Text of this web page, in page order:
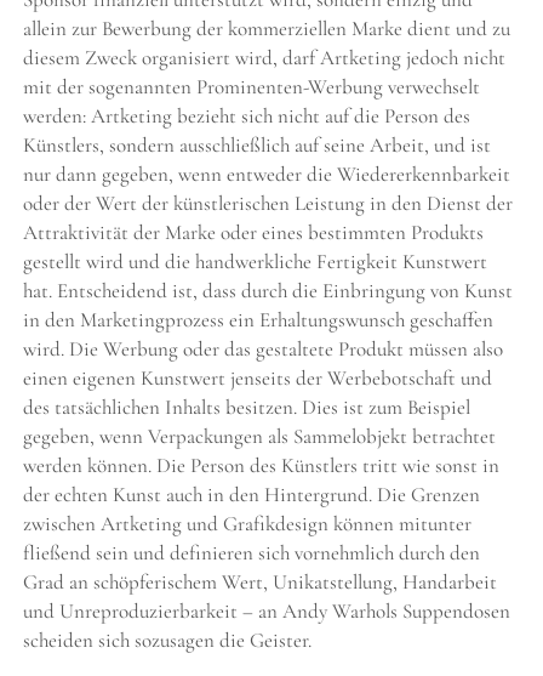
allein zur Bewerbung der kommerziellen Marke dient und zu
diesem Zweck organisiert wird, darf Artketing jedoch nicht
mit der sogenannten Prominenten-Werbung verwechselt
werden: Artketing bezieht sich nicht auf die Person des
Künstlers, sondern ausschließlich auf seine Arbeit, und ist
nur dann gegeben, wenn entweder die Wiedererkennbarkeit
oder der Wert der künstlerischen Leistung in den Dienst der
Attraktivität der Marke oder eines bestimmten Produkts
gestellt wird und die handwerkliche Fertigkeit Kunstwert
hat. Entscheidend ist, dass durch die Einbringung von Kunst
in den Marketingprozess ein Erhaltungswunsch geschaffen
wird. Die Werbung oder das gestaltete Produkt müssen also
einen eigenen Kunstwert jenseits der Werbebotschaft und
des tatsächlichen Inhalts besitzen. Dies ist zum Beispiel
gegeben, wenn Verpackungen als Sammelobjekt betrachtet
werden können. Die Person des Künstlers tritt wie sonst in
der echten Kunst auch in den Hintergrund. Die Grenzen
zwischen Artketing und Grafikdesign können mitunter
fließend sein und definieren sich vornehmlich durch den
Grad an schöpferischem Wert, Unikatstellung, Handarbeit
und Unreproduzierbarkeit – an Andy Warhols Suppendosen
scheiden sich sozusagen die Geister.